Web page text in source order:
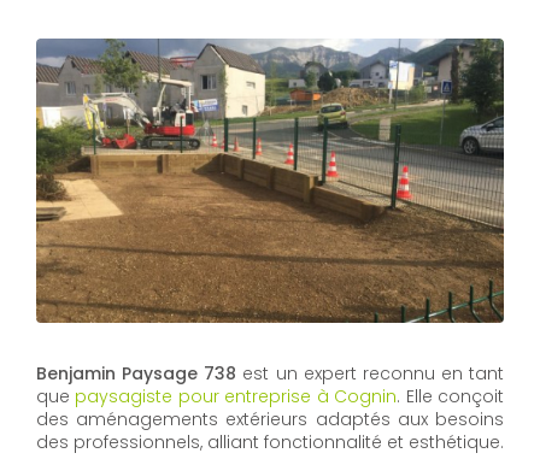
Benjamin Paysage 738 est un expert reconnu en tant
que paysagiste pour entreprise à Cognin. Elle conçoit
des aménagements extérieurs adaptés aux besoins
des professionnels, alliant fonctionnalité et esthétique.